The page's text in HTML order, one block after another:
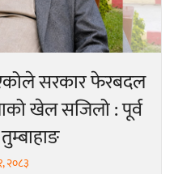
सरकार फेरबदल
खेल सजिलो : पूर्व
२०८३